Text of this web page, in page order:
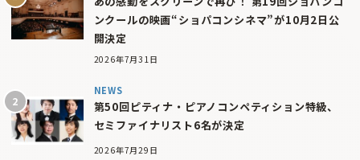
ンクールの映画“ショパコンシネマ”が10月2日公
開決定
2026年7月31日
NEWS
第50回ピティナ・ピアノコンペティション特級、
セミファイナリスト6名が決定
2026年7月29日